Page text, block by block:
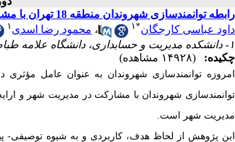
رابطه توانمندسازی شهروندان منطقه 18 تهران با مشارکت در مدیریت شهری
داود عباسی کارجگان*۱ ، محمود رضا اسدی ۱
۱- دانشکده مدیریت و حسابداری، دانشگاه علامه طباطبایی، تهران، ایران
چکیده:
(۱۴۹۲۸ مشاهده)
امروزه توانمندسازی شهروندان به عنوان عامل
توانمندسازی شهروندان با مشارکت در مدیریت شهر و
مدیریت شهر است.
این پژوهش از لحاظ هدف، کاربردی و به شیوه توصیفی-